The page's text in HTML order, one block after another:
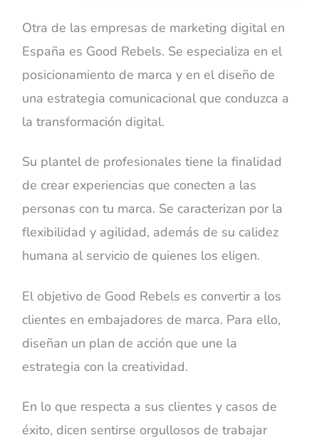
Otra de las empresas de marketing digital en
España es Good Rebels. Se especializa en el
posicionamiento de marca y en el diseño de
una estrategia comunicacional que conduzca a
la transformación digital.
Su plantel de profesionales tiene la finalidad
de crear experiencias que conecten a las
personas con tu marca. Se caracterizan por la
flexibilidad y agilidad, además de su calidez
humana al servicio de quienes los eligen.
El objetivo de Good Rebels es convertir a los
clientes en embajadores de marca. Para ello,
diseñan un plan de acción que une la
estrategia con la creatividad.
En lo que respecta a sus clientes y casos de
éxito, dicen sentirse orgullosos de trabajar